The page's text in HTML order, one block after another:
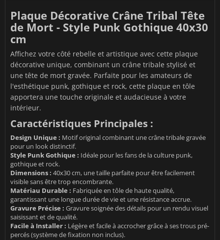
Plaque Décorative Crâne Tribal Tête
de Mort - Style Punk Gothique 40x30
cm
Affichez votre côté rebelle et artistique avec cette plaque
décorative unique, combinant un crâne tribale stylisé et
une tête de mort gravée. Parfaite pour les amateurs de
l'esthétique punk, gothique et rock, cette plaque en tôle
apportera une touche originale et audacieuse à votre
intérieur.
Caractéristiques Principales :
Design Unique : Motif original combinant une crâne tribale gravée
pour un look distinctif.
Style Punk Gothique : Idéale pour les fans de la culture punk,
gothique et rock.
Dimensions : 40x30 cm, une taille parfaite pour être facilement
visible sans être trop encombrante.
Matériau Durable : Fabriquée en tôle de haute qualité,
garantissant une longue durée de vie et une résistance accrue.
Gravure Précise : Gravure soignée des détails pour un rendu visuel
saisissant et de qualité.
Facile à Installer : Légère et facile à accrocher grâce à ses trous pré-
percés (système de fixation non inclus).